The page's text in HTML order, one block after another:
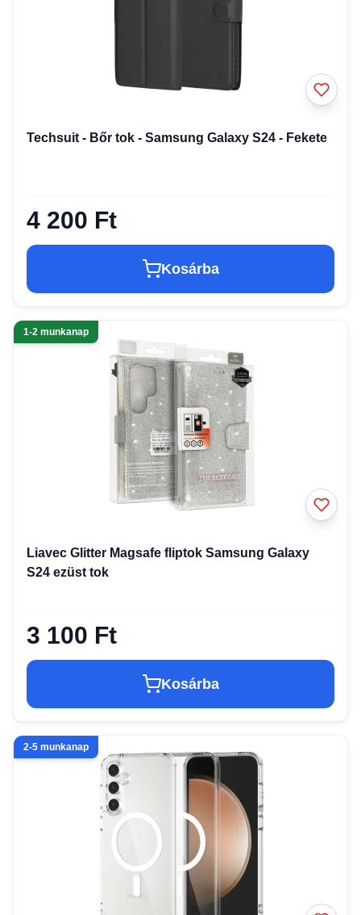
Techsuit - Bőr tok - Samsung Galaxy S24 - Fekete
4 200 Ft
Kosárba
1-2 munkanap
Liavec Glitter Magsafe fliptok Samsung Galaxy
S24 ezüst tok
3 100 Ft
Kosárba
2-5 munkanap